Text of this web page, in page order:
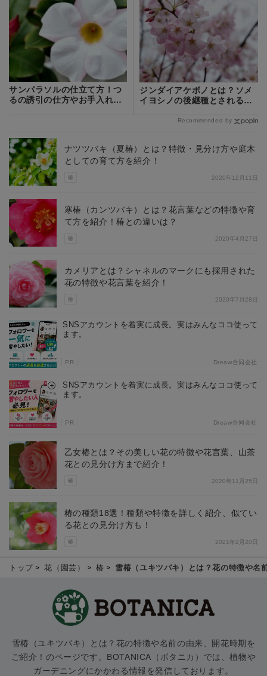
サンパラソルの仕立て方！つ
るの誘引の仕方やお手入れ方
ジンダイアケボノとは？ソメ
イヨシノの後継種とされる桜
Recommended by
椿
ナツツバキ（夏椿）とは？特徴・見分け方や庭木
としての育て方を紹介！
2020年12月11日
椿
寒椿（カンツバキ）とは？花言葉などの特徴や育
て方を紹介！椿との違いは？
2020年4月27日
椿
カメリアとは？シャネルのマークにも採用された
花の特徴や花言葉を紹介！
2020年7月28日
SNSアカウントを着実に成長。実はみんなココ使って
ます。
PR Dreaw合同会社
SNSアカウントを着実に成長。実はみんなココ使って
ます。
PR Dreaw合同会社
椿
乙女椿とは？その美しい花の特徴や花言葉、山茶
花との見分け方まで紹介！
2020年11月25日
椿
椿の種類18選！種類や特徴を詳しく紹介、似てい
る花との見分け方も！
2021年2月20日
トップ 花（園芸） 椿 雪椿（ユキツバキ）とは？花の特徴や名
雪椿（ユキツバキ）とは？花の特徴や名前の由来、開花時期を
ご紹介！のページです。BOTANICA（ボタニカ）では、植物や
ガーデニングにかかわる情報を発信しております。